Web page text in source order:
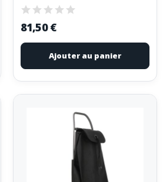
81,50 €
Ajouter au panier